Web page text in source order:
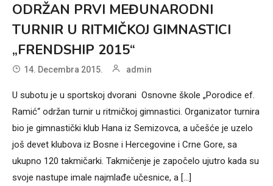
ODRŽAN PRVI MEĐUNARODNI
TURNIR U RITMIČKOJ GIMNASTICI
„FRENDSHIP 2015“
14. Decembra 2015. admin
U subotu je u sportskoj dvorani Osnovne škole „Porodice ef.
Ramić“ održan turnir u ritmičkoj gimnastici. Organizator turnira
bio je gimnastički klub Hana iz Semizovca, a učešće je uzelo
još devet klubova iz Bosne i Hercegovine i Crne Gore, sa
ukupno 120 takmičarki. Takmičenje je započelo ujutro kada su
svoje nastupe imale najmlađe učesnice, a [...]